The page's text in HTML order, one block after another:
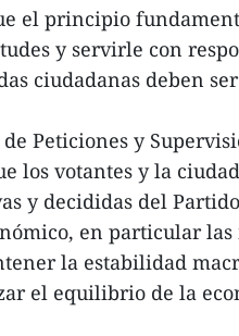
el principio
y servirle con
ciudadanas deben
Peticiones y
los votantes y la
y decididas del
en particular las
la estabilidad
el equilibrio de la